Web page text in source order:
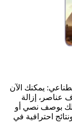
يمكنك الآن
عناصر، إزالة
ذلك بوصف نصي أو
احترافية في